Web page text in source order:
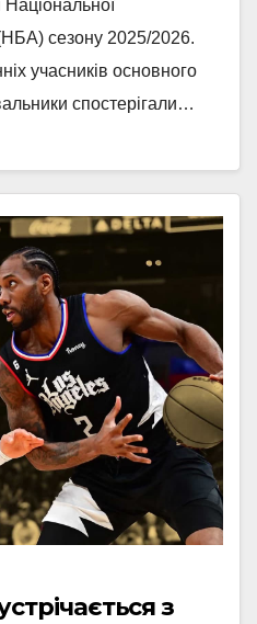
(НБА) сезону 2025/2026.
учасників основного
спостерігали…
з